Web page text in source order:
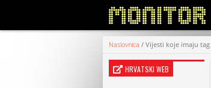
Naslovnica / Vijesti koje imaju tag
HRVATSKI WEB